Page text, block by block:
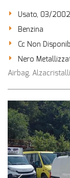
Usato, 03/2002
Benzina
Cc Non
Nero
Airbag,